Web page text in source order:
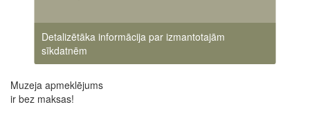
Muzeja apmeklējums
ir bez maksas!
Detalizētāka informācija par izmantotajām
sīkdatnēm